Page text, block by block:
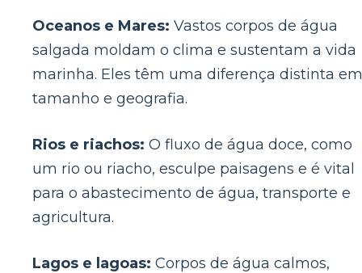
Oceanos e Mares: Vastos corpos de água
salgada moldam o clima e sustentam a vida
marinha. Eles têm uma diferença distinta em
tamanho e geografia.
Rios e riachos: O fluxo de água doce, como
um rio ou riacho, esculpe paisagens e é vital
para o abastecimento de água, transporte e
agricultura.
Lagos e lagoas: Corpos de água calmos,